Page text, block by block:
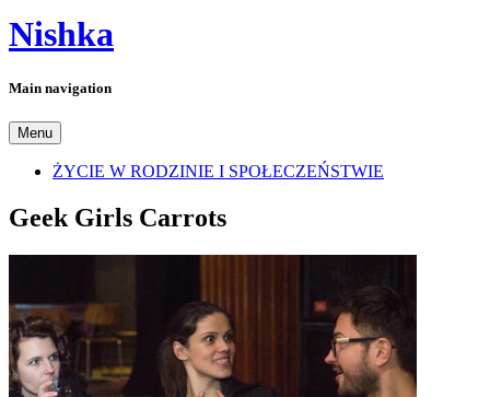
Nishka
Main navigation
Menu
ŻYCIE W RODZINIE I SPOŁECZEŃSTWIE
Geek Girls Carrots